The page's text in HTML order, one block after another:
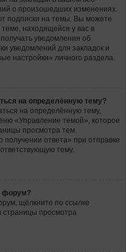
о произошедших изменениях.
подписки на темы. Вы можете
находящейся у вас в
уведомления об
уведомлений для закладок и
настройки» личного раздела.
на определённую тему?
на определённую тему,
«Управление темой», которое
просмотра тем.
ответа» при отправке
тему.
форум?
щёлкните по ссылке
страницы просмотра